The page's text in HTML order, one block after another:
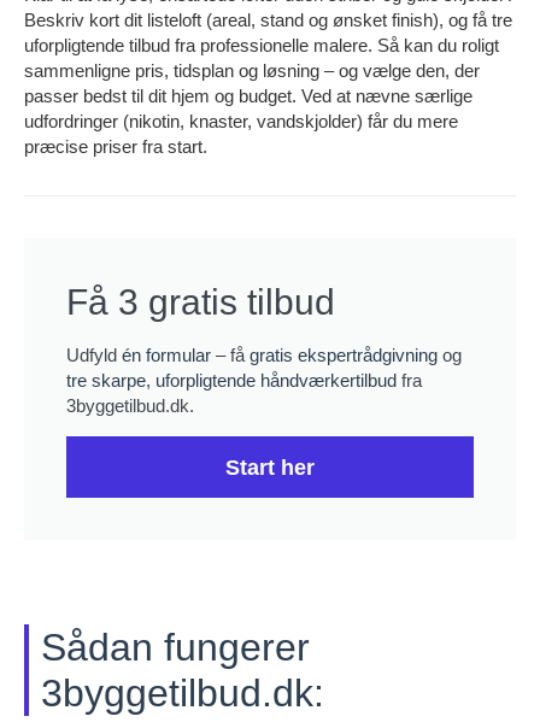
Beskriv kort dit listeloft (areal, stand og ønsket finish), og få tre
uforpligtende tilbud fra professionelle malere. Så kan du roligt
sammenligne pris, tidsplan og løsning – og vælge den, der
passer bedst til dit hjem og budget. Ved at nævne særlige
udfordringer (nikotin, knaster, vandskjolder) får du mere
præcise priser fra start.
Få 3 gratis tilbud
Udfyld én formular – få gratis ekspertrådgivning og
tre skarpe, uforpligtende håndværkertilbud fra
3byggetilbud.dk.
Start her
Sådan fungerer
3byggetilbud.dk: